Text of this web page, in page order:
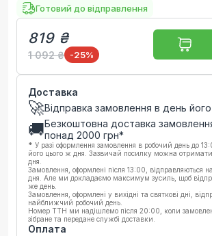
Готовий до відправлення
819 ₴
1 092 ₴ -25%
Доставка
🚀Відправка замовлення в день
🚚Безкоштовна доставка
понад 2000 грн*
* У разі оформлення замовлення в робочий день до
його цього ж дня. Зазвичай посилку можна
дня.
Замовлення, оформлені після 13:00, відправляються
дня. Але ми докладаємо максимум зусиль, щоб
же день.
Замовлення, оформлені у вихідні та святкові дні,
найближчий робочий день.
Номер ТТН ми надішлемо після 20:00, коли
зібране та передане службі доставки.
Оплата